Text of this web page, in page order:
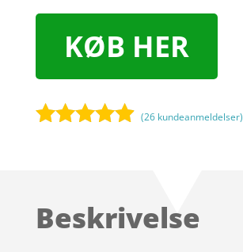
KØB HER
kundebedø
(26 kundeanmeldelser)
Beskrivelse